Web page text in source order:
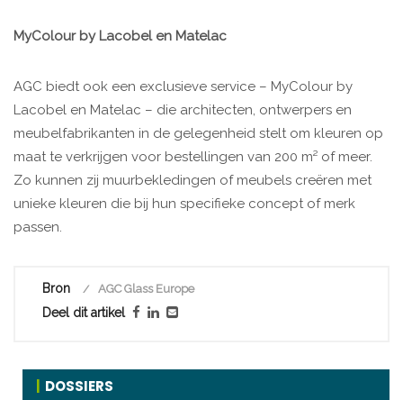
MyColour by Lacobel en Matelac
AGC biedt ook een exclusieve service – MyColour by
Lacobel en Matelac – die architecten, ontwerpers en
meubelfabrikanten in de gelegenheid stelt om kleuren op
maat te verkrijgen voor bestellingen van 200 m² of meer.
Zo kunnen zij muurbekledingen of meubels creëren met
unieke kleuren die bij hun specifieke concept of merk
passen.
Bron AGC Glass Europe
Deel dit artikel
DOSSIERS